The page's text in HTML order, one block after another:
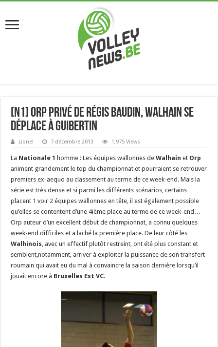
[N1] Orp privé de Régis Baudin, Walhain se
déplace à Guibertin
Lionel 7 décembre 2013 1,975 Views
La Nationale 1 homme : Les équipes wallonnes deWalhain et Orp
animent grandement le top du championnat et pourraient se retrouver
premiers ex-aequo au classement au terme de ce week-end. Mais la
série est très dense et si parmi les différents scénarios, certains
placent 1 voir 2 équipes wallonnes en tête, il est également possible
qu’elles se contentent d’une 4ième place au terme de ce week-end…
Orp auteur d’un excellent début de championnat, a connu quelques
week-end difficiles et a laché la première place. De leur côté les
Walhinois, avec un effectif plutôt restreint, ont été plus constant et
semblent,notamment, arriver à exploiter la puissance de son transfert
roumain qui avait eu du mal à convaincre la saison dernière lorsqu’il
jouait encore à Bruxelles Est VC.